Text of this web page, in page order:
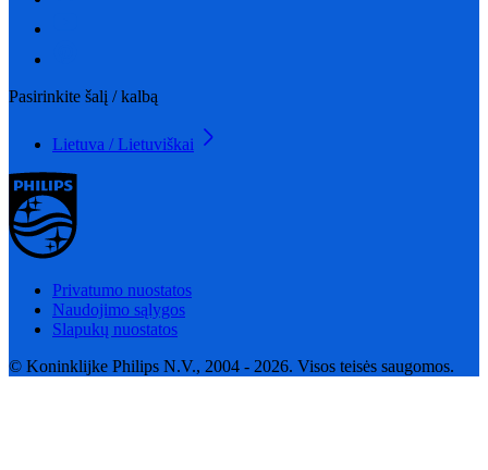
Pasirinkite šalį / kalbą
Lietuva / Lietuviškai
Privatumo nuostatos
Naudojimo sąlygos
Slapukų nuostatos
© Koninklijke Philips N.V., 2004 - 2026. Visos teisės saugomos.